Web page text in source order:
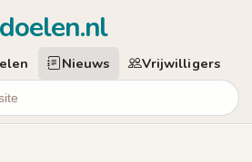
Nieuws Vrijwilligers